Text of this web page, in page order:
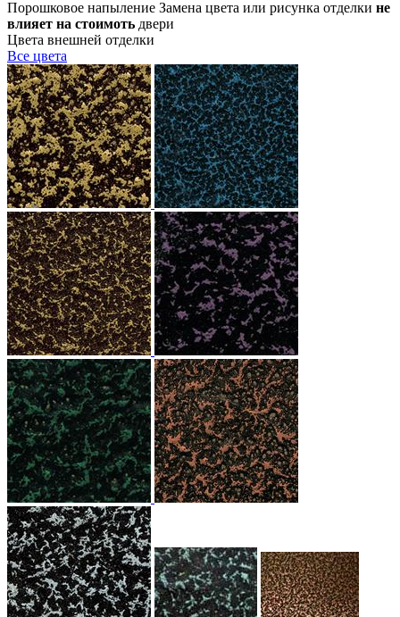
Порошковое напыление Замена цвета или рисунка отделки не
влияет на стоимоть двери
Цвета внешней отделки
Все цвета